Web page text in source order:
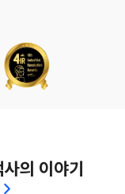
의 이야기